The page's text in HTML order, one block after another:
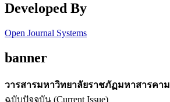
Developed By
Open Journal Systems
banner
วารสารมหาวิทยาลัยราชภัฏมหาสารคาม
ฉบับปัจจุบัน (Current Issue)